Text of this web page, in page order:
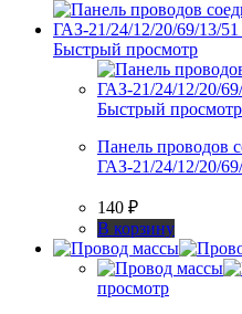
Быстрый просмотр
Быстрый просмотр
Панель проводов
ГАЗ-21/24/12/20/
140 ₽
В корзину
просмотр